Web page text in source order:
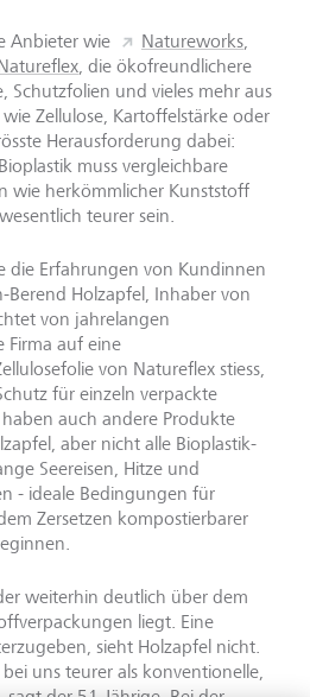
Anbieter wie Natureworks,
, die ökofreundlichere
Schutzfolien und vieles mehr aus
Zellulose, Kartoffelstärke oder
Herausforderung dabei:
muss vergleichbare
wie herkömmlicher Kunststoff
teurer sein.
die Erfahrungen von Kundinnen
Berend Holzapfel, Inhaber von
von jahrelangen
Firma auf eine
von Natureflex stiess,
für einzeln verpackte
auch andere Produkte
aber nicht alle Bioplastik-
Seereisen, Hitze und
- ideale Bedingungen für
Zersetzen kompostierbarer
weiterhin deutlich über dem
liegt. Eine
sieht Holzapfel nicht.
uns teurer als konventionelle,